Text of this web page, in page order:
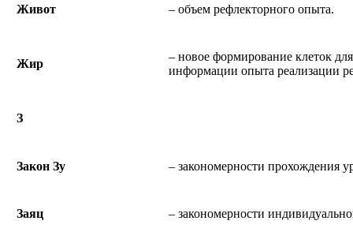
Живот – объем рефлекторного опыта.
Жир
– новое формирование клеток
информации опыта реализации
З
Закон Зу – закономерности прохождения
Заяц – закономерности